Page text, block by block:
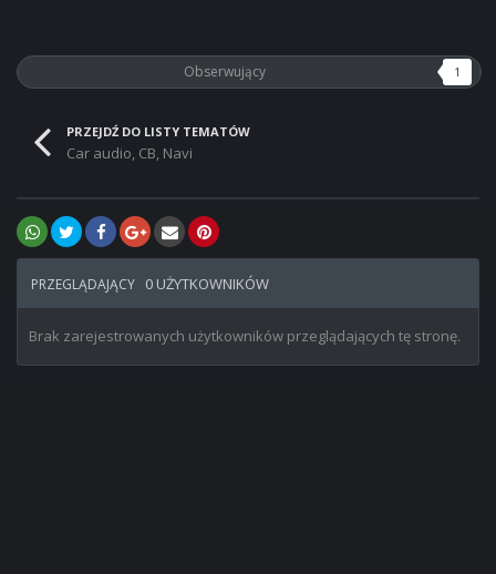
Obserwujący 1
PRZEJDŹ DO LISTY TEMATÓW
Car audio, CB, Navi
PRZEGLĄDAJĄCY 0 UŻYTKOWNIKÓW
Brak zarejestrowanych użytkowników przeglądających tę stronę.